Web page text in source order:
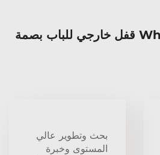
Why choose Tenon قفل خارجي للباب بصمة
بحث وتطوير عالي
المستوى وخبرة